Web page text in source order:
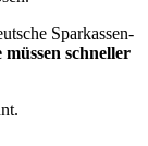
Sparkassen-
schneller